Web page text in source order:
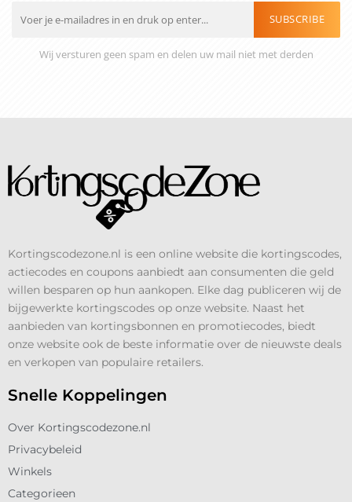
SUBSCRIBE
Wij versturen geen spam en delen uw mail niet met derden
Kortingscodezone.nl is een online website die kortingscodes,
actiecodes en coupons aanbiedt aan consumenten die geld
willen besparen op hun aankopen. Elke dag publiceren wij de
bijgewerkte kortingscodes op onze website. Naast het
aanbieden van kortingsbonnen en promotiecodes, biedt
onze website ook de beste informatie over de nieuwste deals
en verkopen van populaire retailers.
Snelle Koppelingen
Over Kortingscodezone.nl
Privacybeleid
Winkels
Categorieen